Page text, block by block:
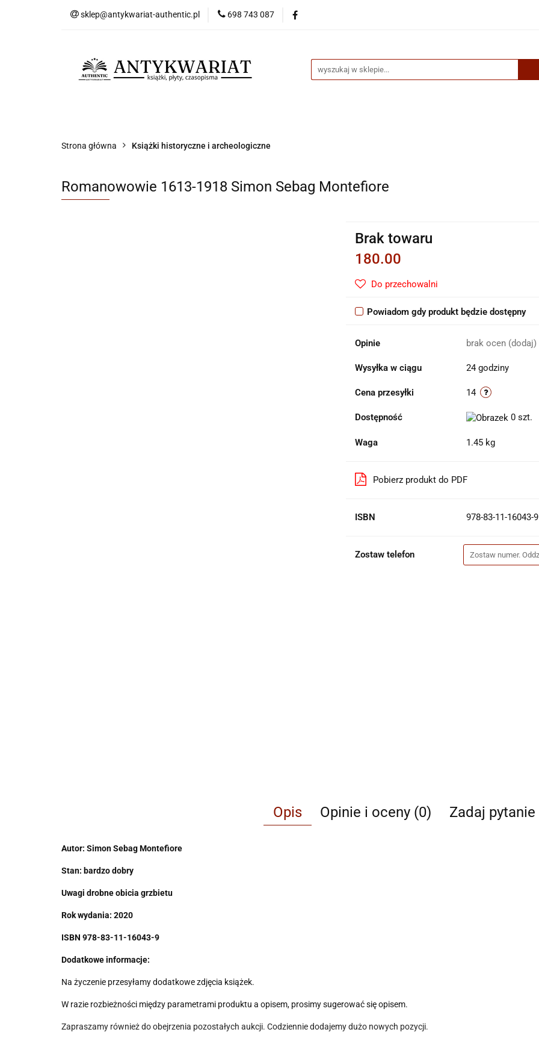
sklep@antykwariat-authentic.pl 698 743 087
Kategorie
Strona główna Książki historyczne i archeologiczne
Romanowowie 1613-1918 Simon Sebag Montefiore
Brak towaru
180.00
Do przechowalni
Powiadom gdy produkt będzie dostępny
Opinie brak ocen (dodaj)
Wysyłka w ciągu 24 godziny
Cena przesyłki 14
Dostępność 0 szt.
Waga 1.45 kg
Pobierz produkt do PDF
ISBN 978-83-11-16043-9
Zostaw telefon
Opis Opinie i oceny (0) Zadaj pytanie
Autor: Simon Sebag Montefiore
Stan: bardzo dobry
Uwagi drobne obicia grzbietu
Rok wydania: 2020
ISBN 978-83-11-16043-9
Dodatkowe informacje:
Na życzenie przesyłamy dodatkowe zdjęcia książek.
W razie rozbieżności między parametrami produktu a opisem, prosimy sugerować się opisem.
Zapraszamy również do obejrzenia pozostałych aukcji. Codziennie dodajemy dużo nowych pozycji.